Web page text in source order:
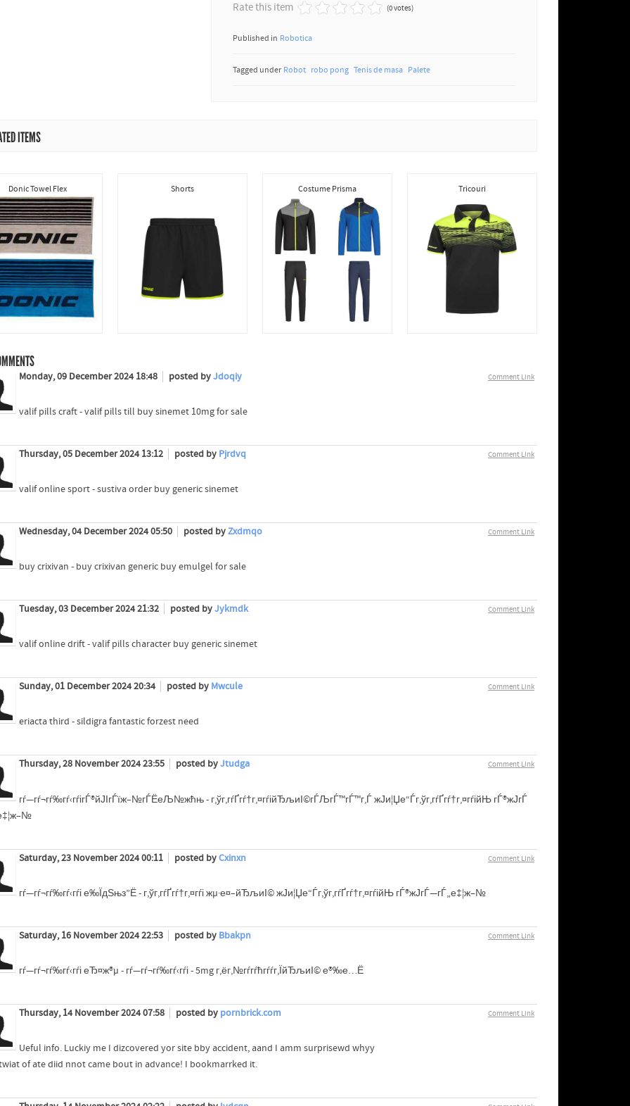
Rate this item (0 votes)
Published in Robotica
Tagged under Robot robo pong Tenis de masa Palete
ITEMS
Donic Towel Flex Shorts Costume Prisma Tricouri
Comment Link
Monday, 09 December 2024 18:48 posted byJdoqiy
valif pills craft - valif pills till buy sinemet 10mg for sale
Comment Link
Thursday, 05 December 2024 13:12 posted by Pjrdvq
valif online sport - sustiva order buy generic sinemet
Comment Link
Wednesday, 04 December 2024 05:50 posted byZxdmqo
buy crixivan - buy crixivan generic buy emulgel for sale
Comment Link
Tuesday, 03 December 2024 21:32 posted byJykmdk
valif online drift - valif pills character buy generic sinemet
Comment Link
Sunday, 01 December 2024 20:34 posted by Mwcule
eriacta third - sildigra fantastic forzest need
Comment Link
Thursday, 28 November 2024 23:55 posted byJtudga
гѓ—гѓ¬гѓ‰гѓ‹гѓігЃ®йЈІгЃїж–№гЃЁеЉ№жћњ - г‚ўг‚­гѓҐгѓ†г‚¤гѓійЂљиІ©гЃЉгЃ™гЃ™г‚Ѓ ж­Ји¦Џе“Ѓг‚ўг‚­гѓҐгѓ†г‚¤гѓійЊ гЃ®ж­ЈгЃ
Comment Link
Saturday, 23 November 2024 00:11 posted byCxinxn
гѓ—гѓ¬гѓ‰гѓ‹гѓі е‰ЇдЅњз”Ё - г‚ўг‚­гѓҐгѓ†г‚¤гѓі жµ·е¤–йЂљиІ© ж­Ји¦Џе“Ѓг‚ўг‚­гѓҐгѓ†г‚¤гѓійЊ гЃ®ж­ЈгЃ—гЃ„е‡¦ж–№
Comment Link
Saturday, 16 November 2024 22:53 posted by Bbakpn
гѓ—гѓ¬гѓ‰гѓ‹гѓі еЂ¤ж®µ - гѓ—гѓ¬гѓ‰гѓ‹гѓі - 5mg г‚ёг‚№гѓ­гѓћгѓѓг‚ЇйЂљиІ© е®‰е…Ё
Comment Link
Thursday, 14 November 2024 07:58 posted by pornbrick.com
Ueful info. Luckiy me I dizcovered yor site bby accident, aand I amm surprisewd whyy
of ate diid nnot came bout in advance! I bookmarrked it.